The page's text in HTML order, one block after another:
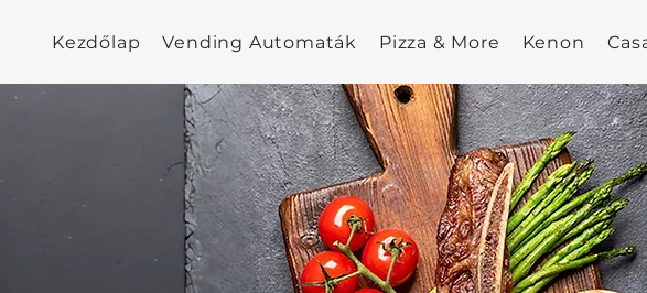
Kezdőlap Vending Automaták Pizza & More Kenon